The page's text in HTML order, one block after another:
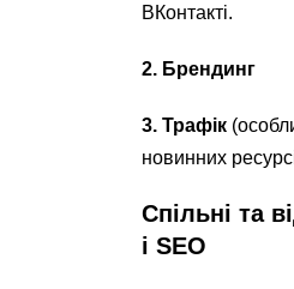
ВКонтакті.
2. Брендинг
3. Трафік
новинних
Спільні та
і SEO